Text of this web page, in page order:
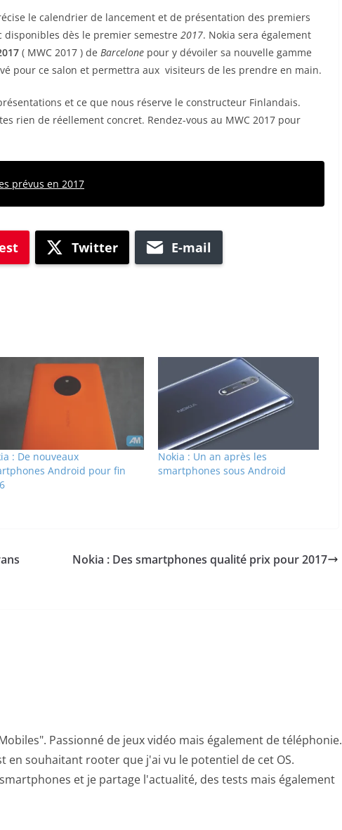
le calendrier de lancement et de présentation des premiers
dès le premier semestre 2017. Nokia sera également
( MWC 2017 ) de Barcelone pour y dévoiler sa nouvelle gamme
pour ce salon et permettra aux visiteurs de les prendre en main.
et ce que nous réserve le constructeur Finlandais.
rien de réellement concret. Rendez-vous au MWC 2017 pour
prévus en 2017
Twitter E-mail
: De nouveaux
Android pour fin
Nokia : Un an après les
smartphones sous Android
Nokia : Des smartphones qualité prix pour 2017
Passionné de jeux vidéo mais également de téléphonie.
en souhaitant rooter que j'ai vu le potentiel de cet OS.
et je partage l'actualité, des tests mais également